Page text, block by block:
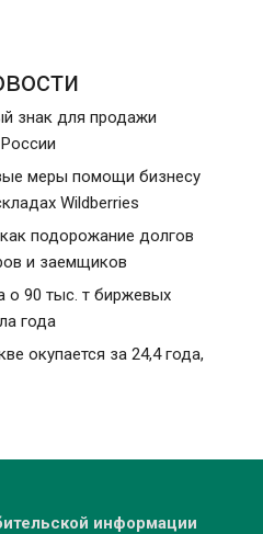
знак для продажи
меры помощи бизнесу
Wildberries
подорожание долгов
и заемщиков
90 тыс. т биржевых
года
окупается за 24,4 года,
информации